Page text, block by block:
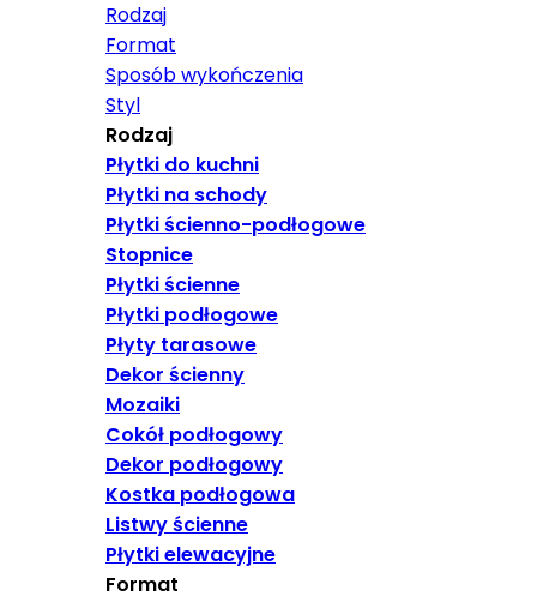
Rodzaj
Format
Sposób wykończenia
Styl
Rodzaj
Płytki do kuchni
Płytki na schody
Płytki ścienno-podłogowe
Stopnice
Płytki ścienne
Płytki podłogowe
Płyty tarasowe
Dekor ścienny
Mozaiki
Cokół podłogowy
Dekor podłogowy
Kostka podłogowa
Listwy ścienne
Płytki elewacyjne
Format